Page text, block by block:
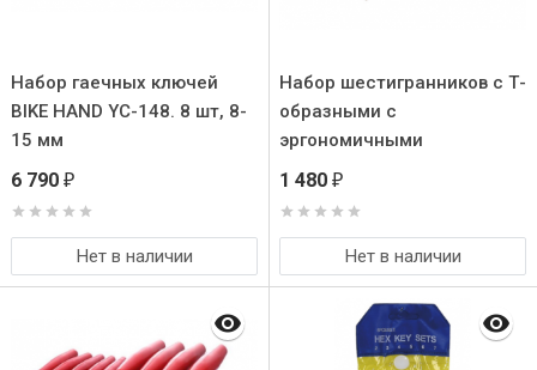
Набор гаечных ключей
BIKE HAND YC-148. 8 шт, 8-
15 мм
6 790 ₽
Нет в наличии
Набор шестигранников с Т-
образными с
эргономичными
нейлоновыми ручками.
1 480 ₽
Нет в наличии